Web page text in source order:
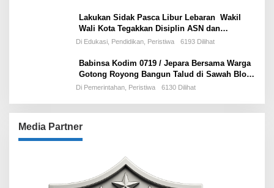
Lakukan Sidak Pasca Libur Lebaran Wakil
Wali Kota Tegakkan Disiplin ASN dan
Pelayanan Publik
Di Edukasi, Pendidikan, Peristiwa 6193 Dilihat
Babinsa Kodim 0719 / Jepara Bersama Warga
Gotong Royong Bangun Talud di Sawah Blok
Benad, Desa Sidigede
Di Pemerintahan, Peristiwa 6130 Dilihat
Media Partner